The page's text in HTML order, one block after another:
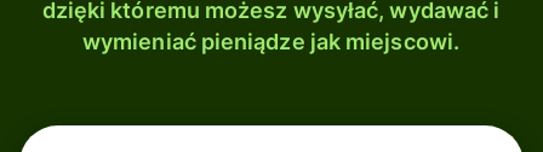
dzięki któremu możesz wysyłać, wydawać i
wymieniać pieniądze jak miejscowi.